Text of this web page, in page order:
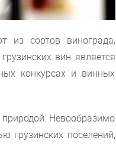
из сортов винограда,
вин является
конкурсах и винных
Невообразимо
грузинских поселений,